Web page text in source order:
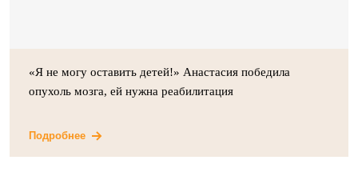
«Я не могу оставить детей!» Анастасия победила
опухоль мозга, ей нужна реабилитация
Подробнее